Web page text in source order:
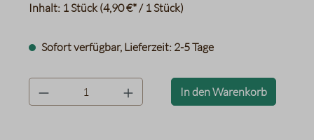
Inhalt: 1 Stück(4,90 €* / 1 Stück)
Sofort verfügbar, Lieferzeit: 2-5 Tage
product.quantityLabel In den Warenkorb